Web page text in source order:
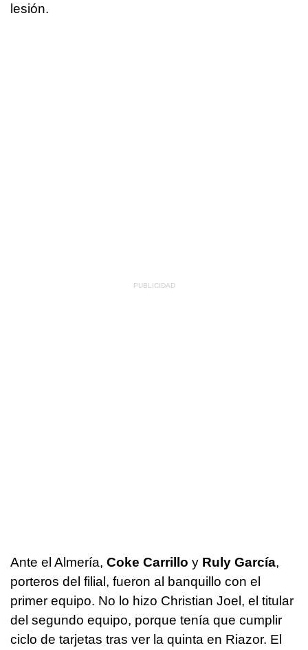
lesión.
Ante el Almería, Coke Carrillo y Ruly García,
porteros del filial, fueron al banquillo con el
primer equipo. No lo hizo Christian Joel, el titular
del segundo equipo, porque tenía que cumplir
ciclo de tarjetas tras ver la quinta en Riazor. El